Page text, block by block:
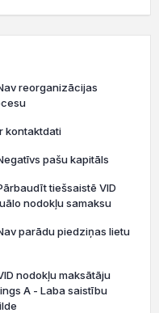
kontaktdati
pašu kapitāls
tiešsaistē VID
nodokļu samaksu
parādu piedziņas lietu
nodokļu maksātāju
A - Laba saistību